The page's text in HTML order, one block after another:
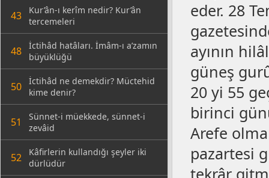
43
Kur’ân-ı kerîm nedir? Kur’ân
tercemeleri
48
İctihâd hatâları. İmâm-ı a’zamın
büyüklüğü
50
İctihâd ne demekdir? Müctehid
kime denir?
51
Sünnet-i müekkede, sünnet-i
zevâid
52
Kâfirlerin kullandığı şeyler iki
dürlüdür
eder. 28
ayının
güneş
20 yi 55
birinci
Arefe
pazartesi
tekrâr